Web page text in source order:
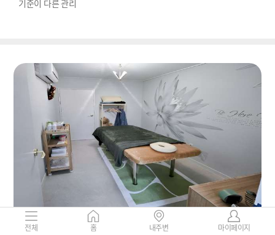
기준이 다른 관리
부산-1인샵 할리스샵(용호동)
전체 홈 내주변 마이페이지